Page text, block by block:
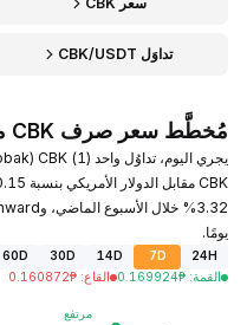
تداوَل CBK/USDT
مُخطَّط سعر صرف CBK مقابل الدولار الأمريكي
يومًا.
24H
7D
14D
30D
60D
القمة:
₱
0.169924 القاع:
₱
0.160872